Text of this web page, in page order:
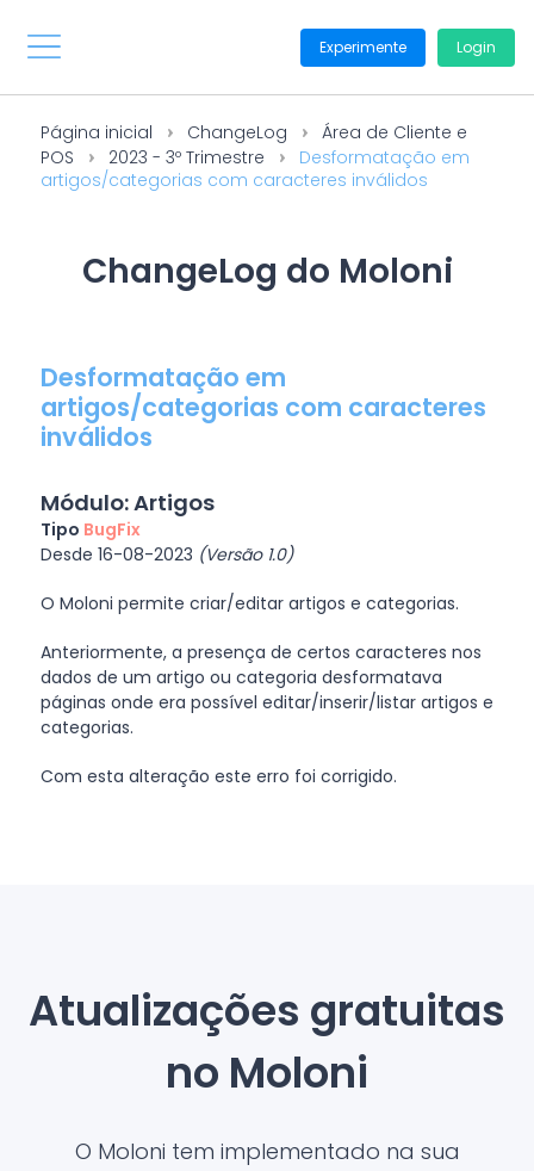
Experimente Login
Página inicial ChangeLog
Área de Cliente e
POS
2023 - 3º Trimestre
Desformatação em
artigos/categorias com caracteres inválidos
ChangeLog do Moloni
Desformatação em
artigos/categorias com caracteres
inválidos
Módulo: Artigos
Tipo BugFix
Desde 16-08-2023 (Versão 1.0)
O Moloni permite criar/editar artigos e categorias.
Anteriormente, a presença de certos caracteres nos
dados de um artigo ou categoria desformatava
páginas onde era possível editar/inserir/listar artigos e
categorias.
Com esta alteração este erro foi corrigido.
Atualizações gratuitas
no Moloni
O Moloni tem implementado na sua